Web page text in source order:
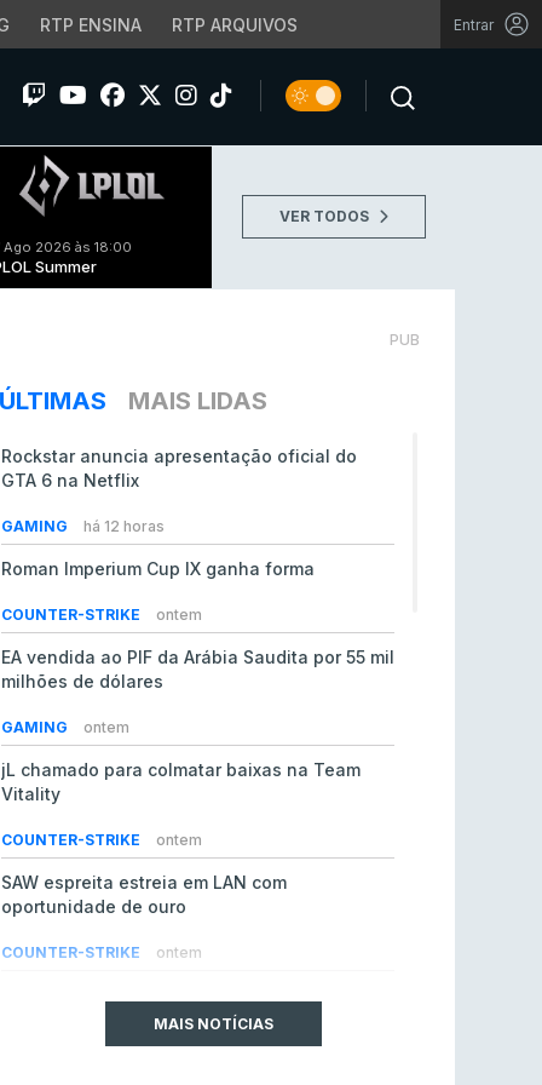
RTP ENSINA RTP ARQUIVOS Entrar
Ago 2026 às 18:00
Summer
VER TODOS
PUB
ÚLTIMAS MAIS LIDAS
Rockstar anuncia apresentação oficial do
GTA 6 na Netflix
GAMING há 12 horas
Roman Imperium Cup IX ganha forma
COUNTER-STRIKE ontem
EA vendida ao PIF da Arábia Saudita por 55 mil
milhões de dólares
GAMING ontem
jL chamado para colmatar baixas na Team
Vitality
COUNTER-STRIKE ontem
SAW espreita estreia em LAN com
oportunidade de ouro
COUNTER-STRIKE ontem
do Counter-Strike 2MAIS NOTÍCIAS